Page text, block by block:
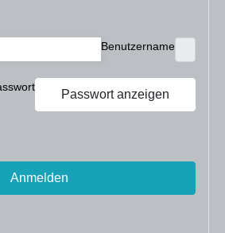
Benutzername
Passwort anzeigen
Anmelden